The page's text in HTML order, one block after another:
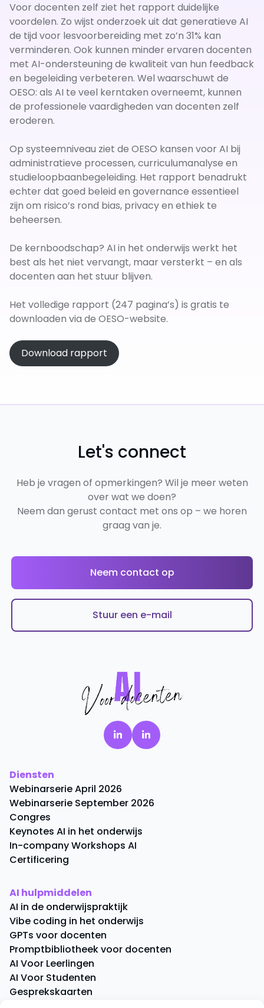
Voor docenten zelf ziet het rapport duidelijke
voordelen. Zo wijst onderzoek uit dat generatieve AI
de tijd voor lesvoorbereiding met zo’n 31% kan
verminderen. Ook kunnen minder ervaren docenten
met AI-ondersteuning de kwaliteit van hun feedback
en begeleiding verbeteren. Wel waarschuwt de
OESO: als AI te veel kerntaken overneemt, kunnen
de professionele vaardigheden van docenten zelf
eroderen.
Op systeemniveau ziet de OESO kansen voor AI bij
administratieve processen, curriculumanalyse en
studieloopbaanbegeleiding. Het rapport benadrukt
echter dat goed beleid en governance essentieel
zijn om risico’s rond bias, privacy en ethiek te
beheersen.
De kernboodschap? AI in het onderwijs werkt het
best als het niet vervangt, maar versterkt – en als
docenten aan het stuur blijven.
Het volledige rapport (247 pagina’s) is gratis te
downloaden via de OESO-website.
Download rapport
Let's connect
Heb je vragen of opmerkingen? Wil je meer weten
over wat we doen?
Neem dan gerust contact met ons op – we horen
graag van je.
Neem contact op
Stuur een e-mail
Diensten
Webinarserie April 2026
Webinarserie September 2026
Congres
Keynotes AI in het onderwijs
In-company Workshops AI
Certificering
AI hulpmiddelen
AI in de onderwijspraktijk
Vibe coding in het onderwijs
GPTs voor docenten
Promptbibliotheek voor docenten
AI Voor Leerlingen
AI Voor Studenten
Gesprekskaarten